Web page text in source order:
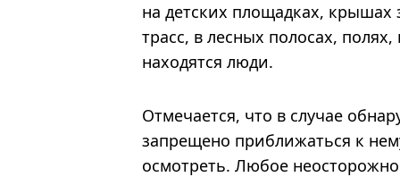
на детских площадках,
трасс, в лесных полосах,
находятся люди.
Отмечается, что в случае
запрещено приближаться к
осмотреть. Любое